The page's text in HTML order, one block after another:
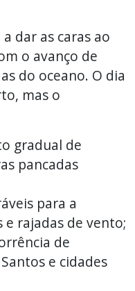
dar as caras ao
o avanço de
do oceano. O dia
mas o
gradual de
pancadas
para a
rajadas de vento;
de
e cidades